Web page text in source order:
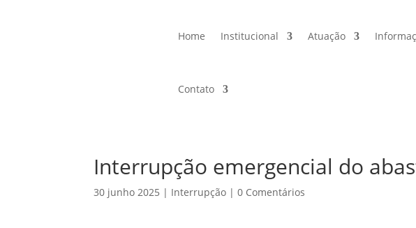
Home Institucional Atuação
Contato
Interrupção emergencial do
30 junho 2025 | Interrupção |0 Comentários